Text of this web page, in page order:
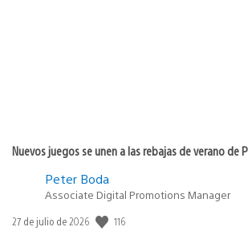
Nuevos juegos se unen a las rebajas de verano de
Peter Boda
Associate Digital Promotions Manager
Fecha
27 de julio de 2026 116